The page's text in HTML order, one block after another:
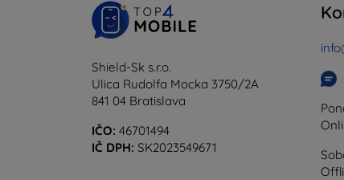
Shield-Sk s.r.o.
Ulica Rudolfa Mocka 3750/2A
841 04 Bratislava
IČO: 46701494
IČ DPH: SK2023549671